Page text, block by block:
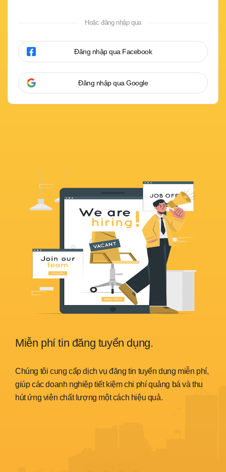
Miễn phí tin đăng tuyển dụng.
Chúng tôi cung cấp dịch vụ đăng tin tuyển dụng miễn phí,
giúp các doanh nghiệp tiết kiệm chi phí quảng bá và thu
hút ứng viên chất lượng một cách hiệu quả.
Hoặc đăng nhập qua
Đăng nhập qua Facebook
Đăng nhập qua Google